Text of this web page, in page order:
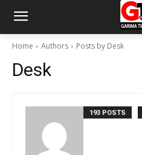
Home Authors Posts by Desk
Desk
193 POSTS